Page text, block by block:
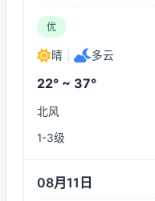
优
晴 多云
22° ~ 37°
北风
1-3级
08月11日